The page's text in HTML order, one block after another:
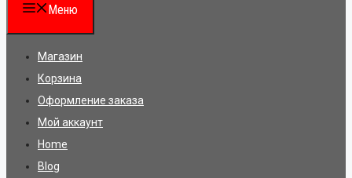
Меню
Магазин
Корзина
Оформление заказа
Мой аккаунт
Home
Blog